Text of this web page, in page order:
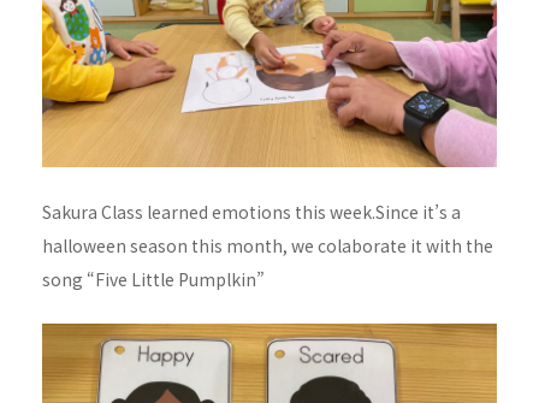
Sakura Class learned emotions this week.Since it’s a
halloween season this month, we colaborate it with the
song “Five Little Pumplkin”